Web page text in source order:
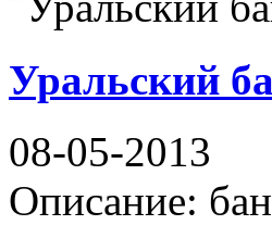
Уральский
08-05-2013
Описание: